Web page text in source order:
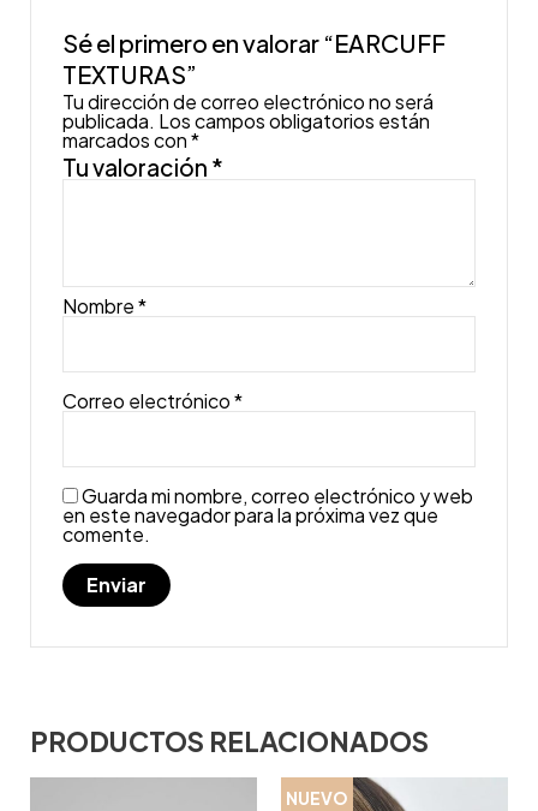
Sé el primero en valorar “EARCUFF
TEXTURAS”
Tu dirección de correo electrónico no será
publicada. Los campos obligatorios están
marcados con*
Tu valoración *
Nombre*
Correo electrónico*
Guarda mi nombre, correo electrónico y web
en este navegador para la próxima vez que
comente.
PRODUCTOS RELACIONADOS
NUEVO